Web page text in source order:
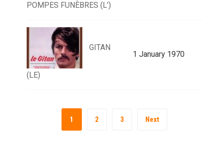
POMPES FUNÈBRES (L’)
GITAN
(LE)
1 January 1970
1 2 3 Next